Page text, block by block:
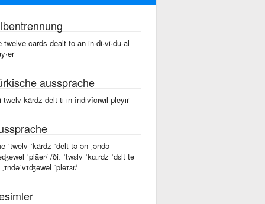
twelve cards dealt to an in·di·vi·du·al
aussprache
twelv kärdz delt tı ın îndıvîcıwıl pleyır
ˈtwelv ˈkärdz ˈdelt tə ən ˌəndə
ˈplāər/ /ðiː ˈtwɛlv ˈkɑːrdz ˈdɛlt tə
ˈpleɪɜr/